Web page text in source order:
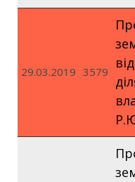
29.03.2019 3579